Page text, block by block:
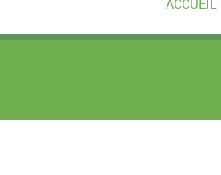
ACCUEIL